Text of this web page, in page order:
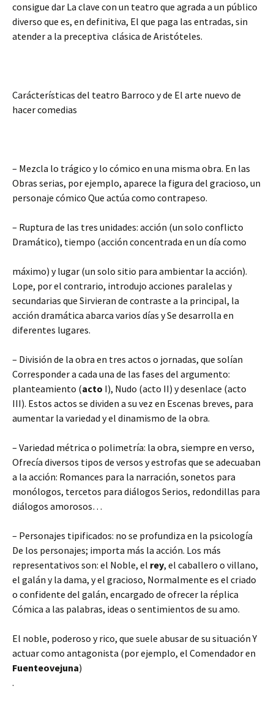
consigue dar La clave con un teatro que agrada a un público
diverso que es, en definitiva, El que paga las entradas, sin
atender a la preceptiva clásica de Aristóteles.
Carácterísticas del teatro Barroco y de El arte nuevo de
hacer comedias
– Mezcla lo trágico y lo cómico en una misma obra. En las
Obras serias, por ejemplo, aparece la figura del gracioso, un
personaje cómico Que actúa como contrapeso.
– Ruptura de las tres unidades: acción (un solo conflicto
Dramático), tiempo (acción concentrada en un día como
máximo) y lugar (un solo sitio para ambientar la acción).
Lope, por el contrario, introdujo acciones paralelas y
secundarias que Sirvieran de contraste a la principal, la
acción dramática abarca varios días y Se desarrolla en
diferentes lugares.
– División de la obra en tres actos o jornadas, que solían
Corresponder a cada una de las fases del argumento:
planteamiento (acto I), Nudo (acto II) y desenlace (acto
III). Estos actos se dividen a su vez en Escenas breves, para
aumentar la variedad y el dinamismo de la obra.
– Variedad métrica o polimetría: la obra, siempre en verso,
Ofrecía diversos tipos de versos y estrofas que se adecuaban
a la acción: Romances para la narración, sonetos para
monólogos, tercetos para diálogos Serios, redondillas para
diálogos amorosos…
– Personajes tipificados: no se profundiza en la psicología
De los personajes; importa más la acción. Los más
representativos son: el Noble, el rey, el caballero o villano,
el galán y la dama, y el gracioso, Normalmente es el criado
o confidente del galán, encargado de ofrecer la réplica
Cómica a las palabras, ideas o sentimientos de su amo.
El noble, poderoso y rico, que suele abusar de su situación Y
actuar como antagonista (por ejemplo, el Comendador en
Fuenteovejuna)
.